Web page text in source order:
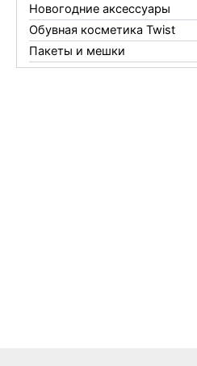
Новогодние аксессуары
Обувная косметика Twist
Пакеты и мешки
Перчатки